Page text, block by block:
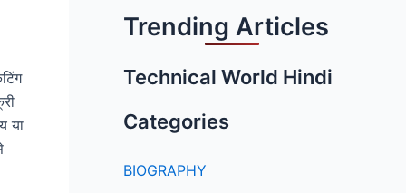
या
Trending Articles
Technical World Hindi
Categories
BIOGRAPHY